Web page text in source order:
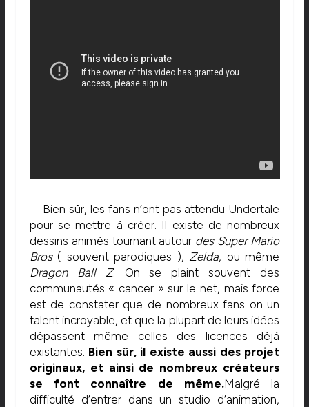
Bien sûr, les fans n’ont pas attendu Undertale
pour se mettre à créer. Il existe de nombreux
dessins animés tournant autour des Super Mario
Bros( souvent parodiques ), Zelda, ou même
Dragon
Ball Z. On se plaint souvent des
communautés « cancer » sur le net, mais force
est de constater que de nombreux fans on un
talent incroyable, et que la plupart de leurs idées
dépassent même celles des licences déjà
existantes. Bien sûr, il existe aussi des projet
originaux, et ainsi de nombreux créateurs
se font connaître de même.Malgré la
difficulté d’entrer dans un studio d’animation,